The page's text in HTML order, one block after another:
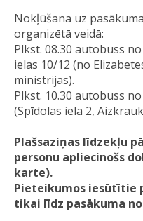
Nokļūšana uz
organizētā veidā:
Plkst. 08.30 autobuss
ielas 10/12 (no
ministrijas).
Plkst. 10.30 autobuss
(Spīdolas iela 2,
Plašsaziņas līdzekļu
personu apliecinošs
karte).
Pieteikumos iesūtītie
tikai līdz pasākuma